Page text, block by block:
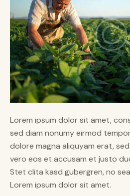
Lorem ipsum dolor sit amet,
sed diam nonumy eirmod
dolore magna aliquyam erat,
vero eos et accusam et justo
Stet clita kasd gubergren, no
Lorem ipsum dolor sit amet.